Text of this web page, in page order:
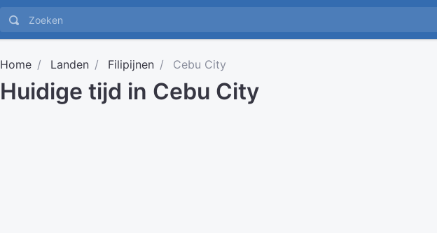
Home Landen Filipijnen Cebu City
Huidige tijd in Cebu City